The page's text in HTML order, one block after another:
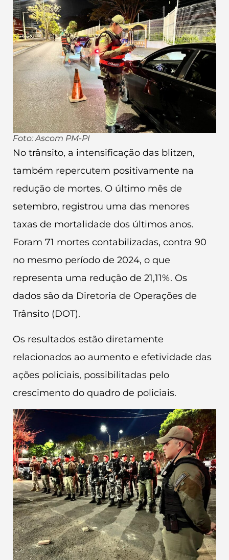
Foto: Ascom PM-PI
No trânsito, a intensificação das blitzen,
também repercutem positivamente na
redução de mortes. O último mês de
setembro, registrou uma das menores
taxas de mortalidade dos últimos anos.
Foram 71 mortes contabilizadas, contra 90
no mesmo período de 2024, o que
representa uma redução de 21,11%. Os
dados são da Diretoria de Operações de
Trânsito (DOT).
Os resultados estão diretamente
relacionados ao aumento e efetividade das
ações policiais, possibilitadas pelo
crescimento do quadro de policiais.